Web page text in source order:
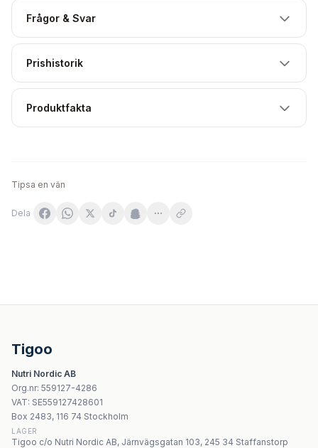
Frågor & Svar
Prishistorik
Produktfakta
Tipsa en vän
Dela
NOW Foods - B-12 Liposomal Spray 1000mcg - 59ml
Natural Factors Biocoenzymated Methylfolate
Nature's Way Men'S Gummy Multivitamin - 60 gummies
Nature's Way Pepparmyntsblad - 100 kapslar
Tigoo
Nutri Nordic AB
Org.nr: 559127-4286
VAT: SE559127428601
Box 2483, 116 74 Stockholm
LAGER
Tigoo c/o Nutri Nordic AB, Järnvägsgatan 103, 245 34 Staffanstorp